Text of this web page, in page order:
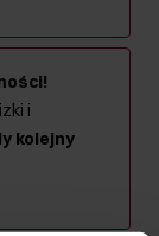
i
kolejny